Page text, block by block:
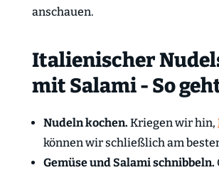
anschauen.
Italienischer
mit Salami - So
Nudeln kochen. Kriegen wir hin,
können wir schließlich am
Gemüse und Salami schnibbeln.